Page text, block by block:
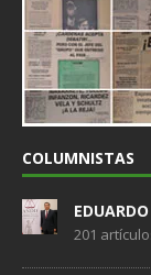
COLUMNISTAS
201